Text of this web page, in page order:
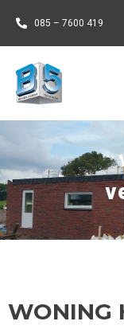
085 – 7600 419
WONING